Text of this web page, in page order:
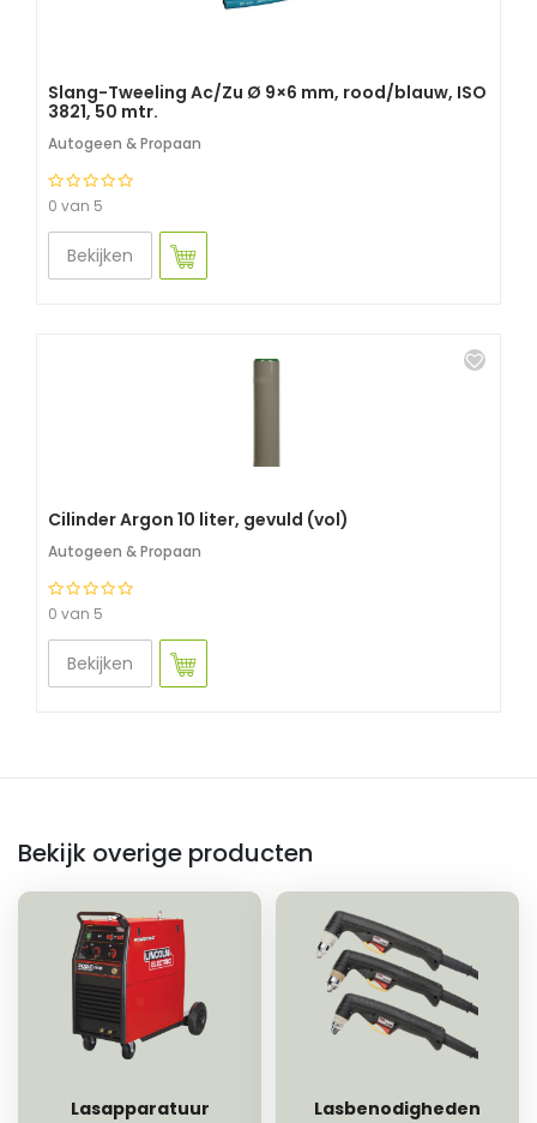
Slang-Tweeling Ac/Zu Ø 9×6 mm, rood/blauw, ISO
3821, 50 mtr.
Autogeen & Propaan
0 van 5
Bekijken
Cilinder Argon 10 liter, gevuld (vol)
Autogeen & Propaan
0 van 5
Bekijken
Bekijk overige producten
Lasapparatuur Lasbenodigheden